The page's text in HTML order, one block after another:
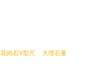
花岗石V型尺
大理石量